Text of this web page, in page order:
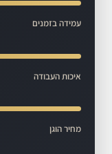
עמידה בזמנים
איכות העבודה
מחיר הוגן